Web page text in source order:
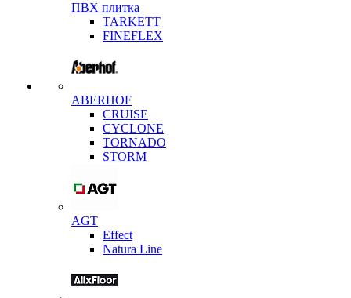
ПВХ плитка
TARKETT
FINEFLEX
ABERHOF
CRUISE
CYCLONE
TORNADO
STORM
AGT
Effect
Natura Line